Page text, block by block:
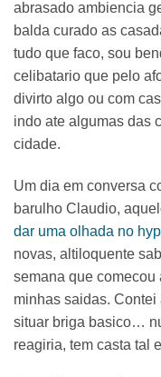
abrasado ambiencia
balda curado as
tudo que faco, sou
celibatario que pelo
divirto algo ou com
indo ate algumas das
cidade.
Um dia em conversa
barulho Claudio,
dar uma olhada no
novas, altiloquente
semana que comecou
minhas saidas.
situar briga basico…
reagiria, tem casta tal